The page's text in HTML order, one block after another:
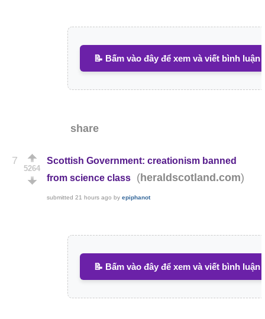
📝 Bấm vào đây để xem và viết bình luận
share
7
5264
Scottish Government: creationism banned
from science class
(heraldscotland.com)
submitted 21 hours ago by epiphanot
📝 Bấm vào đây để xem và viết bình luận